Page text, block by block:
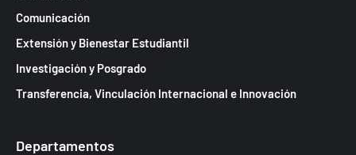
Comunicación
Extensión y Bienestar Estudiantil
Investigación y Posgrado
Transferencia, Vinculación Internacional e Innovación
Departamentos